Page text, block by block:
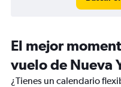
El mejor
vuelo de Nueva
¿Tienes un calendario